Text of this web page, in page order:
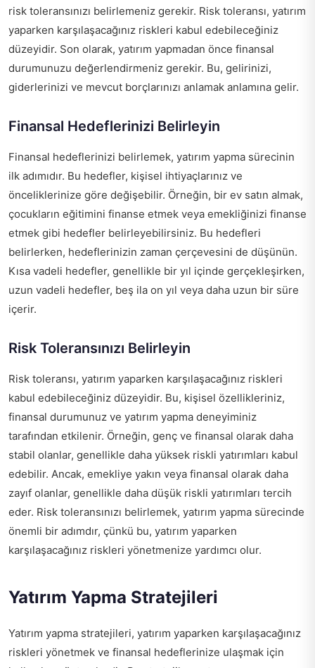
risk toleransınızı belirlemeniz gerekir. Risk toleransı, yatırım
yaparken karşılaşacağınız riskleri kabul edebileceğiniz
düzeyidir. Son olarak, yatırım yapmadan önce finansal
durumunuzu değerlendirmeniz gerekir. Bu, gelirinizi,
giderlerinizi ve mevcut borçlarınızı anlamak anlamına gelir.
Finansal Hedeflerinizi Belirleyin
Finansal hedeflerinizi belirlemek, yatırım yapma sürecinin
ilk adımıdır. Bu hedefler, kişisel ihtiyaçlarınız ve
önceliklerinize göre değişebilir. Örneğin, bir ev satın almak,
çocukların eğitimini finanse etmek veya emekliğinizi finanse
etmek gibi hedefler belirleyebilirsiniz. Bu hedefleri
belirlerken, hedeflerinizin zaman çerçevesini de düşünün.
Kısa vadeli hedefler, genellikle bir yıl içinde gerçekleşirken,
uzun vadeli hedefler, beş ila on yıl veya daha uzun bir süre
içerir.
Risk Toleransınızı Belirleyin
Risk toleransı, yatırım yaparken karşılaşacağınız riskleri
kabul edebileceğiniz düzeyidir. Bu, kişisel özellikleriniz,
finansal durumunuz ve yatırım yapma deneyiminiz
tarafından etkilenir. Örneğin, genç ve finansal olarak daha
stabil olanlar, genellikle daha yüksek riskli yatırımları kabul
edebilir. Ancak, emekliye yakın veya finansal olarak daha
zayıf olanlar, genellikle daha düşük riskli yatırımları tercih
eder. Risk toleransınızı belirlemek, yatırım yapma sürecinde
önemli bir adımdır, çünkü bu, yatırım yaparken
karşılaşacağınız riskleri yönetmenize yardımcı olur.
Yatırım Yapma Stratejileri
Yatırım yapma stratejileri, yatırım yaparken karşılaşacağınız
riskleri yönetmek ve finansal hedeflerinize ulaşmak için